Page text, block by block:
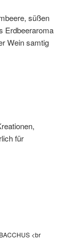
süßen
Erdbeeraroma
Wein samtig
für